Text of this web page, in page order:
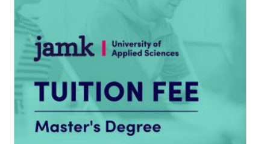
Voit
tehdä
valinnat
tuotteen
sivulla.